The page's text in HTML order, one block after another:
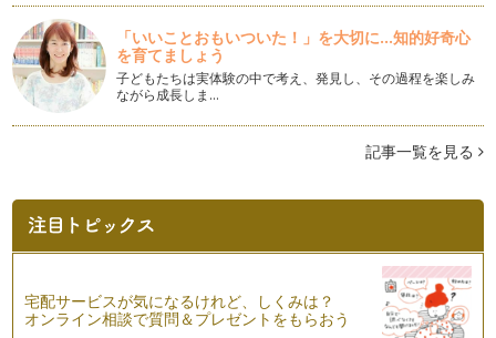
美ら海水族館だけじゃもったいない！海洋博公園の楽しみ方
子連れ沖縄旅行の定番観光スポットといえば、美ら海水族館。
迫力の巨大水槽もあり、ヒトデやナマ…
子どもと海遊びをする前に知っておきたいこと
沖縄での最大の楽しみ、きれいなビーチと透明度の高い青い
レンタカーだけじゃない！沖縄旅行の移動手段
沖縄旅行の基本はレンタカーですが、それ以外にも移動手段は
もちろんあります。それは、タクシー…
子どもと機内で快適に過ごすために覚えておきたい事
0～3歳児連れの飛行機旅行の最大心配は「機内で子供がグズ
「いいことおもいついた！」を大切に...知的好奇心
を育てましょう
子どもたちは実体験の中で考え、発見し、その過程を楽しみ
ながら成長しま…
記事一覧を見る
宅配サービスが気になるけれど、しくみは？
オンライン相談で質問＆プレゼントをもらおう